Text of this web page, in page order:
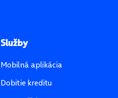
Služby
Mobilná aplikácia
Dobitie kreditu